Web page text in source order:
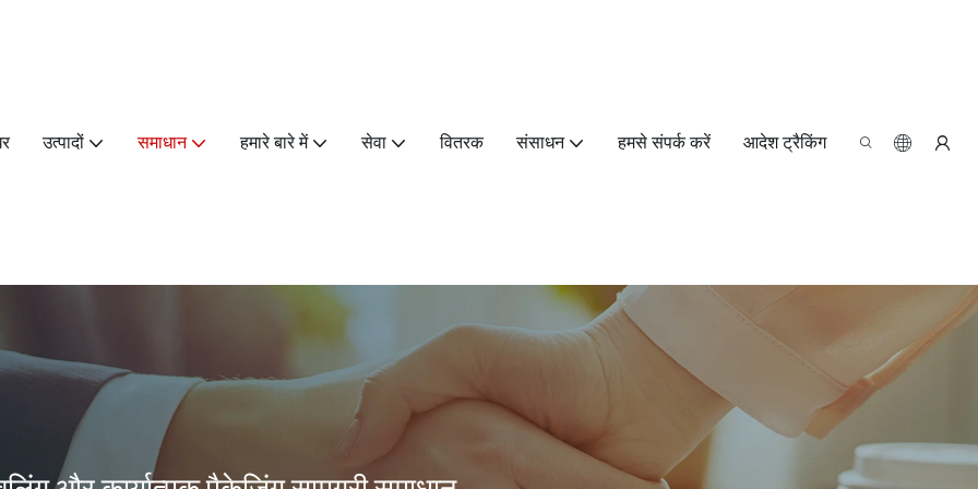
उत्पादों समाधान हमारे बारे में सेवा वितरक संसाधन हमसे संपर्क करें आदेश ट्रैकिंग